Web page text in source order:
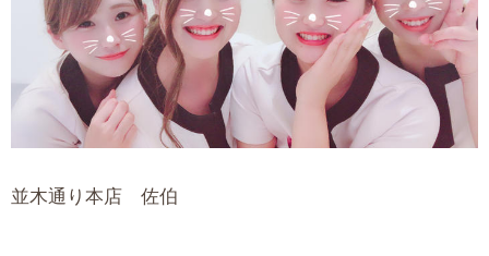
並木通り本店 佐伯